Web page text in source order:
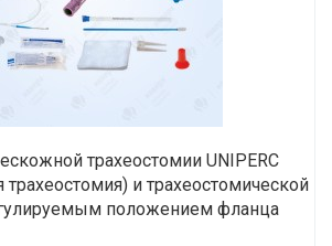
трахеостомии UNIPERC
трахеостомия) и трахеостомической
положением фланца